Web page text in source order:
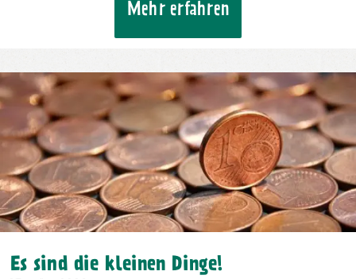
Mehr erfahren
Es sind die kleinen Dinge!